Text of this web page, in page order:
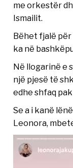
me orkestër
Ismailit.
Bëhet fjalë për
ka në
Në llogarinë e
një pjesë të
edhe shfaq
Se a i kanë
Leonora,
Video
Player